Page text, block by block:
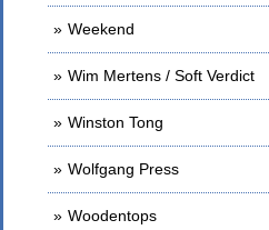
Weekend
Wim Mertens / Soft Verdict
Winston Tong
Wolfgang Press
Woodentops